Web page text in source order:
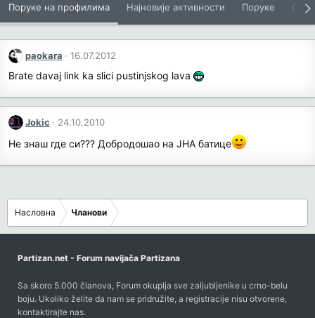
Поруке на профилима Најновије активности Поруке O
paokara 16.07.2012
Brate davaj link ka slici pustinjskog lava
Jokic 24.10.2010
Не знаш где си??? Добродошао на ЈНА батице
Насловна Чланови
Partizan.net - Forum navijača Partizana
Sa skoro 5.000 članova, Forum okuplja sve zaljubljenike u crno-belu
boju. Ukoliko želite da nam se pridružite, a registracije nisu otvorene,
kontaktirajte nas.